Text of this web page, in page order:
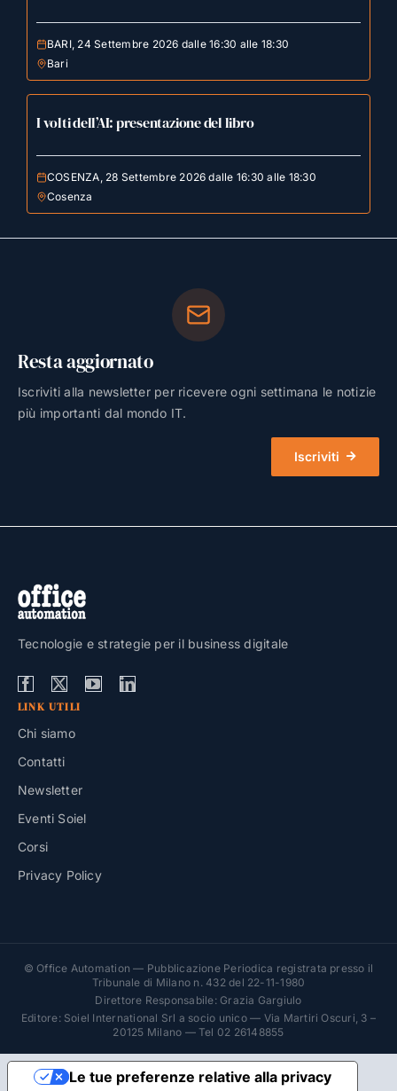
BARI, 24 Settembre 2026 dalle 16:30 alle 18:30
Bari
I volti dell’AI: presentazione del libro
COSENZA, 28 Settembre 2026 dalle 16:30 alle 18:30
Cosenza
Resta aggiornato
Iscriviti alla newsletter per ricevere ogni settimana le notizie
più importanti dal mondo IT.
Iscriviti
Tecnologie e strategie per il business digitale
LINK UTILI
Chi siamo
Contatti
Newsletter
Eventi Soiel
Corsi
Privacy Policy
© Office Automation — Pubblicazione Periodica registrata presso il
Tribunale di Milano n. 432 del 22-11-1980
Direttore Responsabile: Grazia Gargiulo
Editore: Soiel International Srl a socio unico — Via Martiri Oscuri, 3 –
20125 Milano — Tel 02 26148855
Le tue preferenze relative alla privacy